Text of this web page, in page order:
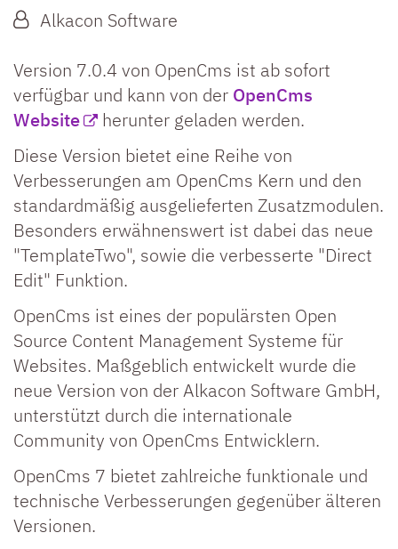
Von:Alkacon Software
Version 7.0.4 von OpenCms ist ab sofort
verfügbar und kann von der OpenCms
Website
herunter geladen werden.
Diese Version bietet eine Reihe von
Verbesserungen am OpenCms Kern und den
standardmäßig ausgelieferten Zusatzmodulen.
Besonders erwähnenswert ist dabei das neue
"TemplateTwo", sowie die verbesserte "Direct
Edit" Funktion.
OpenCms ist eines der populärsten Open
Source Content Management Systeme für
Websites. Maßgeblich entwickelt wurde die
neue Version von der Alkacon Software GmbH,
unterstützt durch die internationale
Community von OpenCms Entwicklern.
OpenCms 7 bietet zahlreiche funktionale und
technische Verbesserungen gegenüber älteren
Versionen.